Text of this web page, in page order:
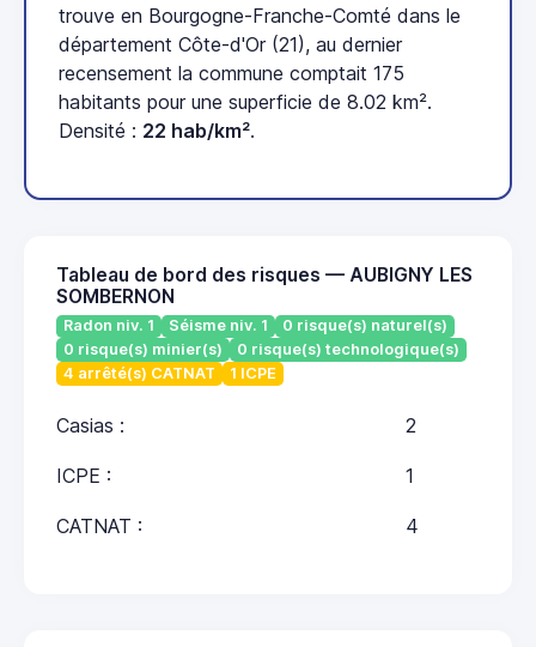
trouve en Bourgogne-Franche-Comté dans le
département Côte-d'Or (21), au dernier
recensement la commune comptait 175
habitants pour une superficie de 8.02 km².
Densité : 22 hab/km².
Tableau de bord des risques — AUBIGNY LES
SOMBERNON
Radon niv. 1 Séisme niv. 1
0 risque(s) naturel(s)
0 risque(s) minier(s)
0 risque(s) technologique(s)
4 arrêté(s) CATNAT
1 ICPE
Casias : 2
ICPE : 1
CATNAT : 4